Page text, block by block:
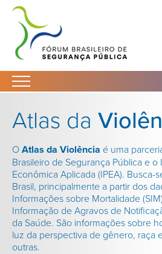
Atlas da
OAtlas da Violência é uma
Brasileiro de Segurança Pública e o
Econômica Aplicada (IPEA). Busca-
Brasil, principalmente a partir dos
Informações sobre Mortalidade
Informação de Agravos de
da Saúde. São informações sobre
luz da perspectiva de gênero, raça
outras.